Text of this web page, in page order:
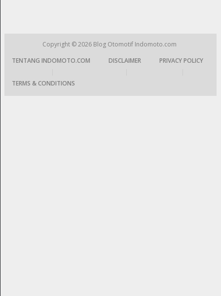
Copyright © 2026 Blog Otomotif Indomoto.com
TENTANG INDOMOTO.COM
DISCLAIMER
PRIVACY POLICY
TERMS & CONDITIONS